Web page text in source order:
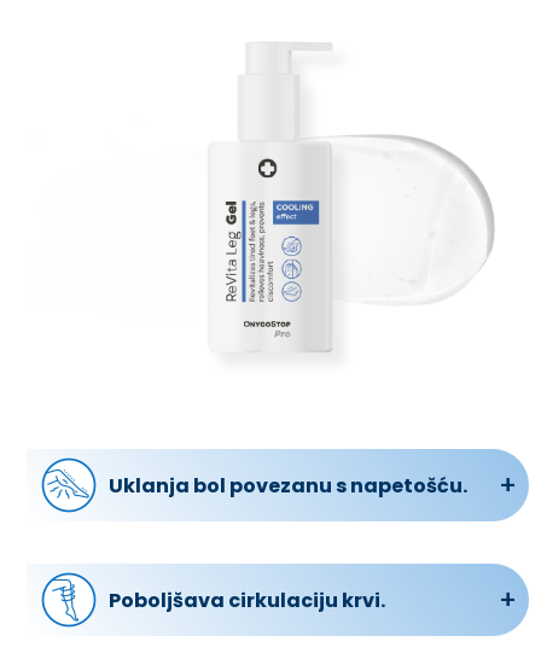
Uklanja bol povezanu s napetošću.
nelagodi, gel djeluje tako, da uklanja ove
Poboljšava cirkulaciju krvi.